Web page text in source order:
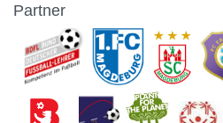
Partner